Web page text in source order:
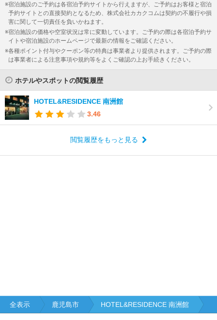
宿泊施設のご予約は各宿泊予約サイトから行えますが、ご予約はお客様と宿泊
予約サイトとの直接契約となるため、株式会社カカクコムは契約の不履行や損
害に関して一切責任を負いかねます。
宿泊施設の価格や空室状況は常に変動しています。ご予約の際は各宿泊予約サ
イトや宿泊施設のホームページで最新の情報をご確認ください。
各種ポイント付与やクーポン等の特典は事業者より提供されます。ご予約の際
は事業者による注意事項や規約等をよくご確認の上お手続きください。
ホテルやスポットの閲覧履歴
HOTEL&RESIDENCE 南洲館
3.46
閲覧履歴をもっと見る
全表示 鹿児島市 HOTEL&RESIDENCE 南洲館